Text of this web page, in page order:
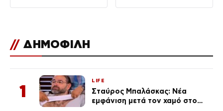
// ΔΗΜΟΦΙΛΗ
1
LIFE
Σταύρος Μπαλάσκας: Νέα
εμφάνιση μετά τον χαμό στο